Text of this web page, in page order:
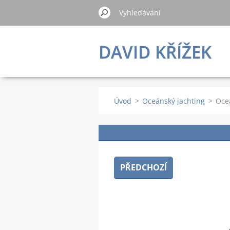
DAVID KŘÍŽEK
Úvod > Oceánský jachting >
PŘEDCHOZÍ